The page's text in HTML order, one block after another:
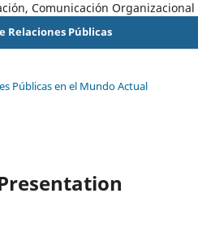
Comunicación Organizacional
Relaciones Públicas
Públicas en el Mundo Actual